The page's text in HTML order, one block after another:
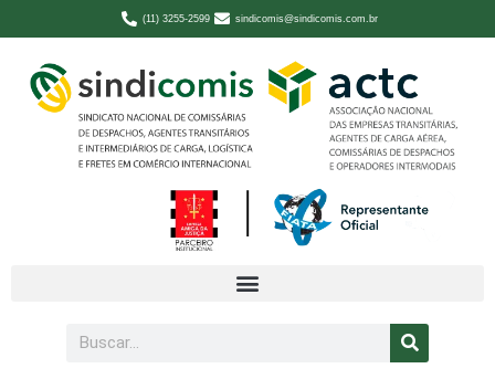
(11) 3255-2599 sindicomis@sindicomis.com.br